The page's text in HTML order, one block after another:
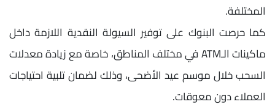
المختلفة.
كما حرصت البنوك على توفير السيولة النقدية اللازمة داخل
ماكينات الـATM في مختلف المناطق، خاصة مع زيادة معدلات
السحب خلال موسم عيد الأضحى، وذلك لضمان تلبية احتياجات
العملاء دون معوقات.